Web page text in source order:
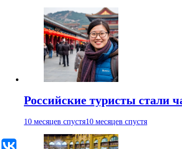
Российские туристы стали
10 месяцев спустя10 месяцев спустя